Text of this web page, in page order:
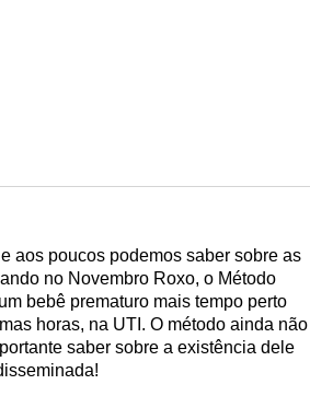
aos poucos podemos saber sobre as
no Novembro Roxo, o Método
bebê prematuro mais tempo perto
horas, na UTI. O método ainda não
saber sobre a existência dele